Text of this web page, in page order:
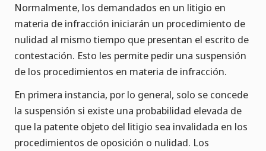
Normalmente, los demandados en un litigio en
materia de infracción iniciarán un procedimiento de
nulidad al mismo tiempo que presentan el escrito de
contestación. Esto les permite pedir una suspensión
de los procedimientos en materia de infracción.
En primera instancia, por lo general, solo se concede
la suspensión si existe una probabilidad elevada de
que la patente objeto del litigio sea invalidada en los
procedimientos de oposición o nulidad. Los